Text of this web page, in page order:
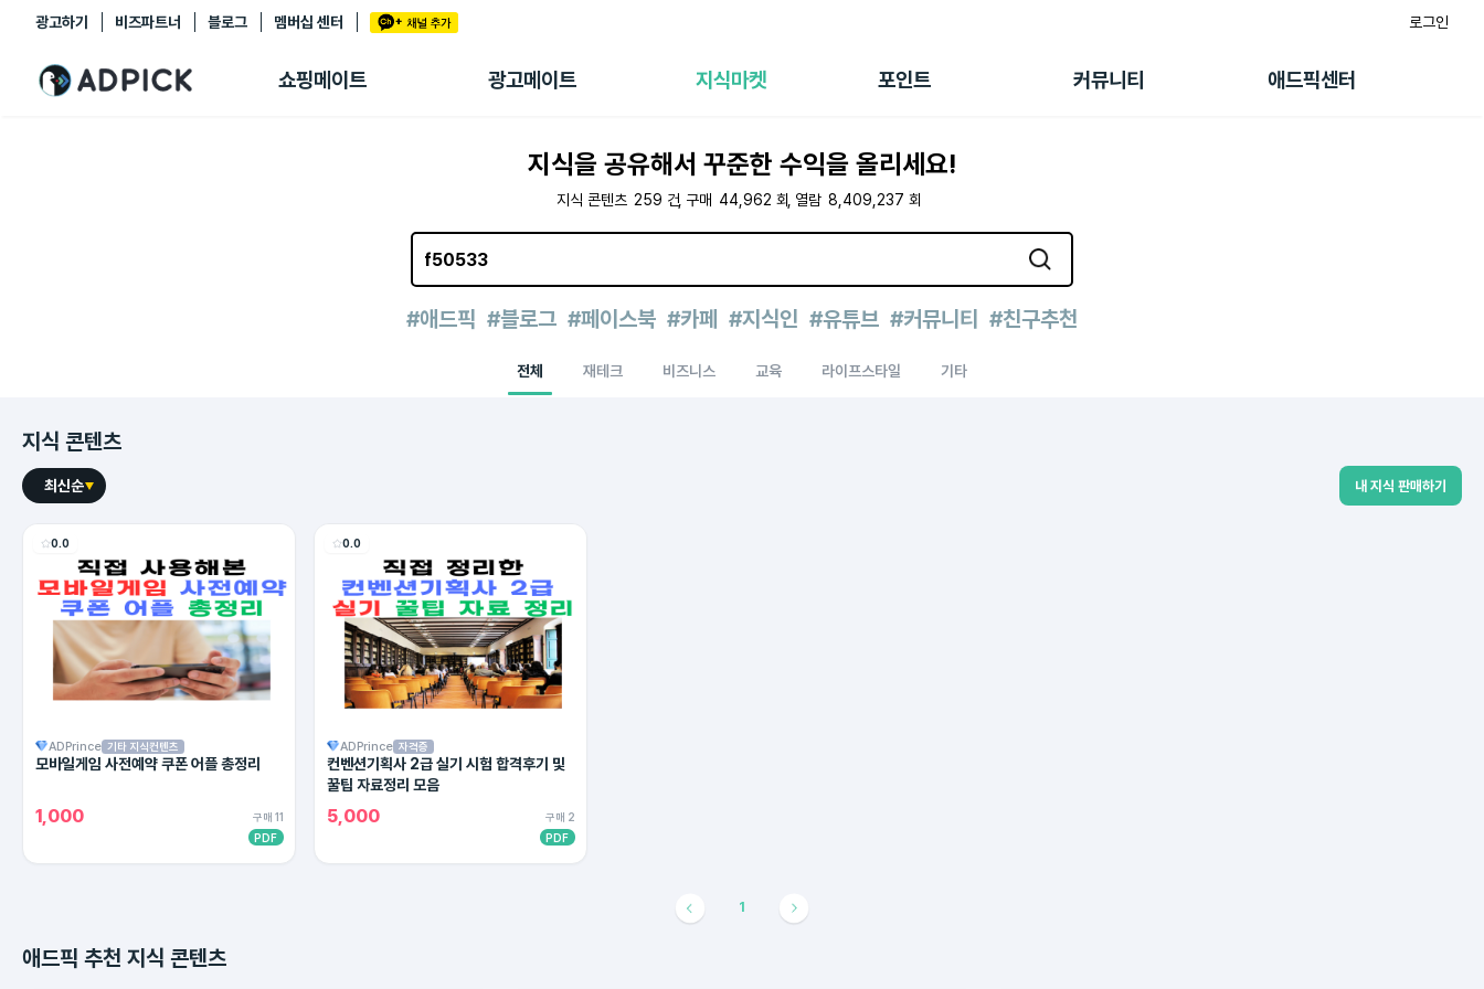
광고하기 비즈파트너 블로그 멤버십 센터 로그인
쇼핑메이트 광고메이트 지식마켓 포인트 커뮤니티 애드픽센터
추천상품
쇼핑 에이전트
광고리포트
출석 룰렛
후원
이용내역
랭킹
멤버십 센터
지식을 공유해서 꾸준한 수익을 올리세요!
지식 콘텐츠 259 건 구매 44,962 회 열람 8,409,237 회
#애드픽 #블로그 #페이스북 #카페 #지식인 #유튜브 #커뮤니티 #친구추천
전체 재테크 비즈니스 교육 라이프스타일 기타
지식 콘텐츠
최신순 내 지식 판매하기
0.0
ADPrince 기타 지식컨텐츠
모바일게임 사전예약 쿠폰 어플 총정리
1,000
구매 11
PDF
0.0
ADPrince 자격증
컨벤션기획사 2급 실기 시험 합격후기 및
꿀팁 자료정리 모음
5,000
구매 2
PDF
1
애드픽 추천 지식 콘텐츠